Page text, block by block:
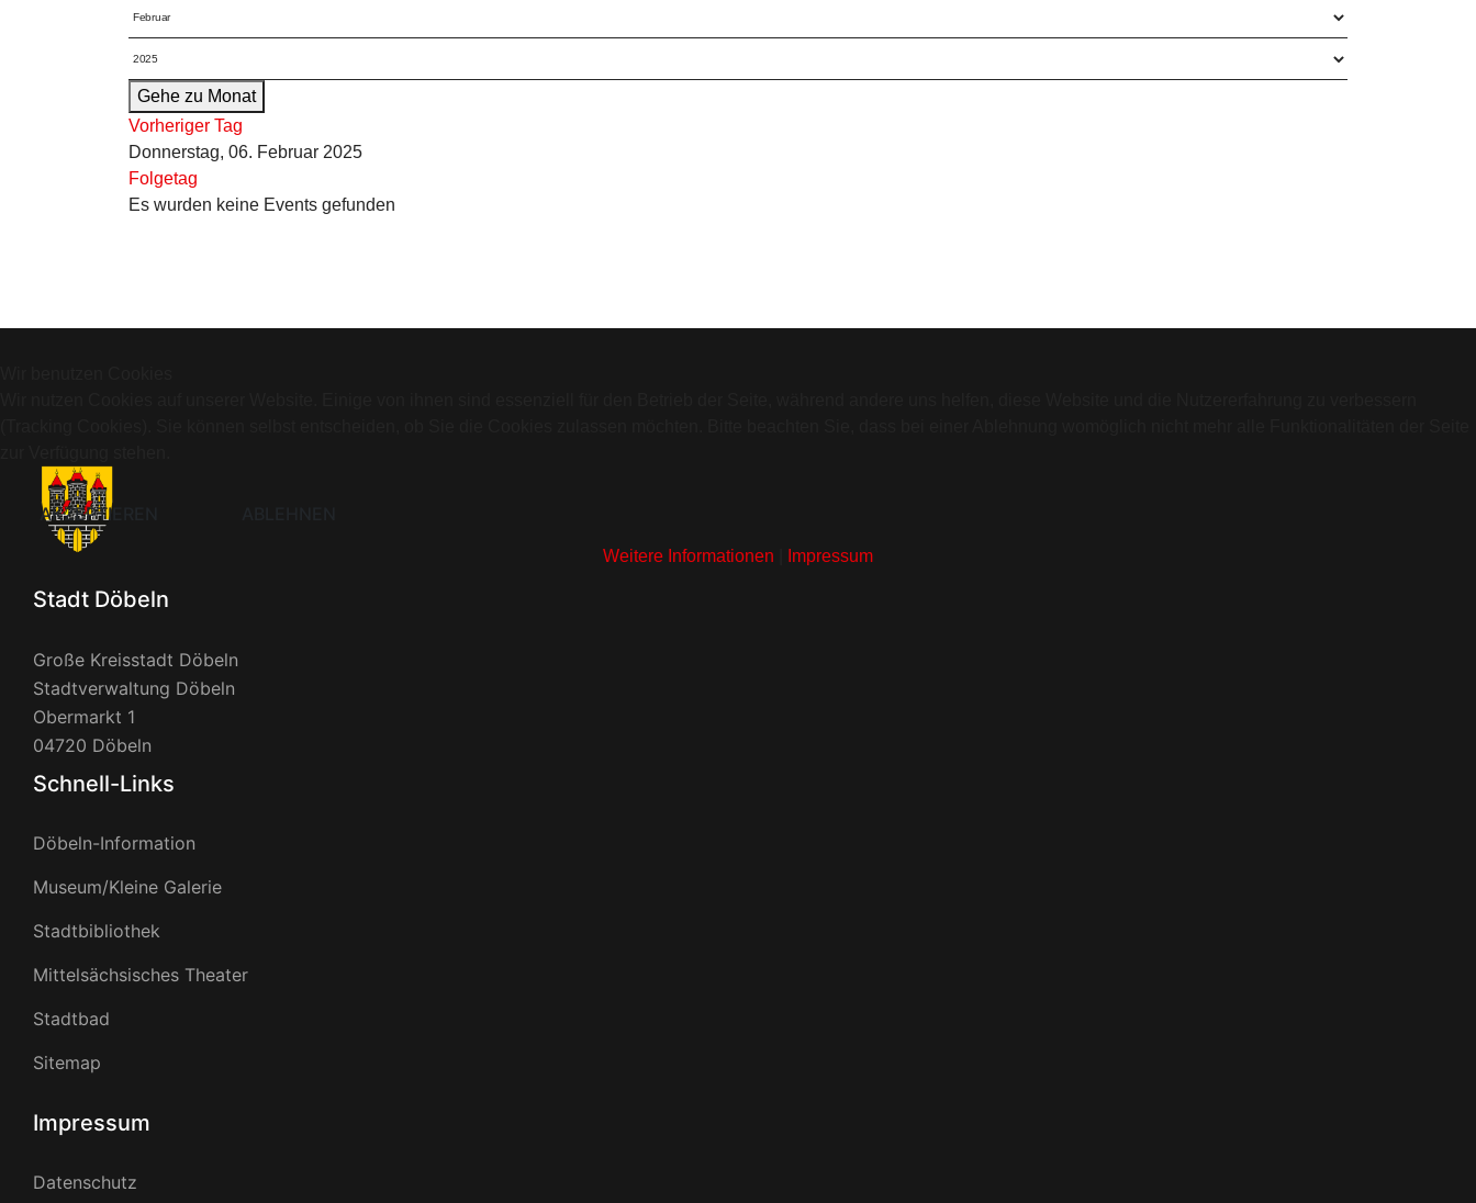
Gehe zu Monat
Vorheriger Tag
Donnerstag, 06. Februar 2025
Folgetag
Es wurden keine Events gefunden
Stadt Döbeln
Große Kreisstadt Döbeln
Stadtverwaltung Döbeln
Obermarkt 1
04720 Döbeln
Schnell-Links
Döbeln-Information
Museum/Kleine Galerie
Stadtbibliothek
Mittelsächsisches Theater
Stadtbad
Sitemap
Impressum
Datenschutz
AKZEPTIEREN
Weitere Informationen Impressum